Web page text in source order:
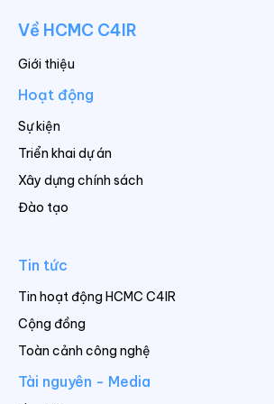
Về HCMC C4IR
Giới thiệu
Hoạt động
Sự kiện
Triển khai dự án
Xây dựng chính sách
Đào tạo
Tin tức
Tin hoạt động HCMC C4IR
Cộng đồng
Toàn cảnh công nghệ
Tài nguyên - Media